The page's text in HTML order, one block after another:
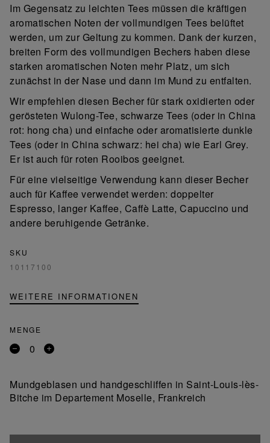
Im Gegensatz zu leichten Tees müssen die kräftigen
aromatischen Noten der vollmundigen Tees belüftet
werden, um zur Geltung zu kommen. Dank der kurzen,
breiten Form des vollmundigen Bechers haben diese
starken aromatischen Noten mehr Platz, um sich
zunächst in der Nase und dann im Mund zu entfalten.
Wir empfehlen diesen Becher für stark oxidierten oder
gerösteten Wulong-Tee, schwarze Tees (oder in China
rot: hong cha) und einfache oder aromatisierte dunkle
Tees (oder in China schwarz: hei cha) wie Earl Grey.
Er ist auch für roten Rooibos geeignet.
Für eine vielseitige Verwendung kann dieser Becher
auch für Kaffee verwendet werden: doppelter
Espresso, langer Kaffee, Caffè Latte, Capuccino und
andere beruhigende Getränke.
SKU
10117100
WEITERE INFORMATIONEN
MENGE
Entfernen
Produkt
Ein
Mundgeblasen und handgeschliffen in Saint-Louis-lès-
Bitche im Departement Moselle, Frankreich